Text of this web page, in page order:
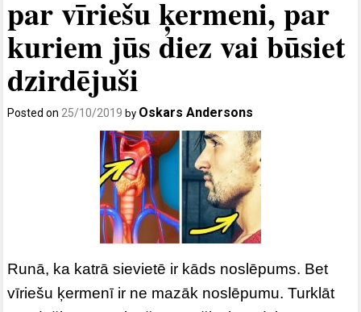
par vīriešu ķermeni, par
kuriem jūs diez vai būsiet
dzirdējuši
Posted on25/10/2019 by Oskars Andersons
Runā, ka katrā sievietē ir kāds noslēpums. Bet
vīriešu ķermenī ir ne mazāk noslēpumu. Turklāt